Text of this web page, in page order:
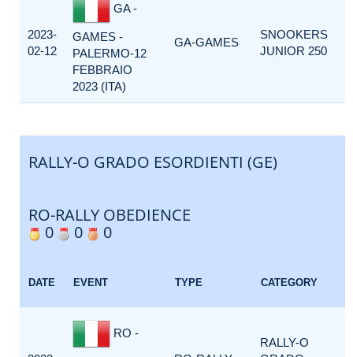
2023-
02-12
GA -
GAMES -
PALERMO-12
FEBBRAIO
2023 (ITA)
GA-GAMES
SNOOKERS
JUNIOR 250
RALLY-O GRADO ESORDIENTI (GE)
RO-RALLY OBEDIENCE
0
0 0
DATE EVENT TYPE CATEGORY
RO -
RALLY-O